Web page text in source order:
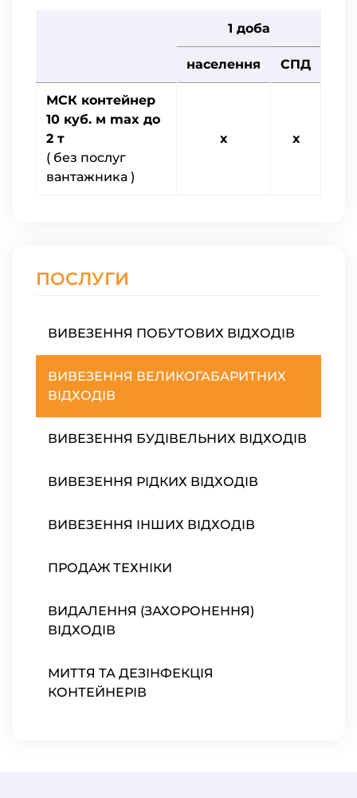
ПОСЛУГИ
ВИВЕЗЕННЯ ПОБУТОВИХ ВІДХОДІВ
ВИВЕЗЕННЯ ВЕЛИКОГАБАРИТНИХ
ВІДХОДІВ
ВИВЕЗЕННЯ БУДІВЕЛЬНИХ ВІДХОДІВ
ВИВЕЗЕННЯ РІДКИХ ВІДХОДІВ
ВИВЕЗЕННЯ ІНШИХ ВІДХОДІВ
ПРОДАЖ ТЕХНІКИ
ВИДАЛЕННЯ (ЗАХОРОНЕННЯ)
ВІДХОДІВ
МИТТЯ ТА ДЕЗІНФЕКЦІЯ
КОНТЕЙНЕРІВ
1 доба
населення СПД
МСК контейнер
10 куб. м max до
2 т
( без послуг
вантажника )
х х